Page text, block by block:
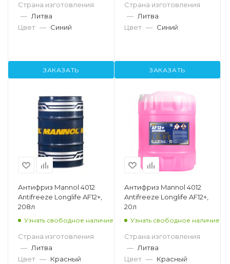
Страна изготовления
— Литва
Цвет — Синий
ЗАКАЗАТЬ
Страна изготовления
— Литва
Цвет — Синий
ЗАКАЗАТЬ
Антифриз Mannol 4012
Antifreeze Longlife AF12+,
208л
Узнать свободное наличие
Страна изготовления
— Литва
Цвет — Красный
Антифриз Mannol 4012
Antifreeze Longlife AF12+,
20л
Узнать свободное наличие
Страна изготовления
— Литва
Цвет — Красный